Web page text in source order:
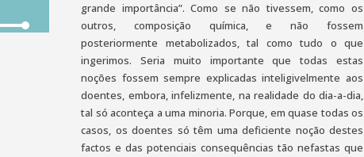
grande importância”. Como se não tivessem, como os
outros, composição química, e não fossem
posteriormente metabolizados, tal como tudo o que
ingerimos. Seria muito importante que todas estas
noções fossem sempre explicadas inteligivelmente aos
doentes, embora, infelizmente, na realidade do dia-a-dia,
tal só aconteça a uma minoria. Porque, em quase todas os
casos, os doentes só têm uma deficiente noção destes
factos e das potenciais consequências tão nefastas que